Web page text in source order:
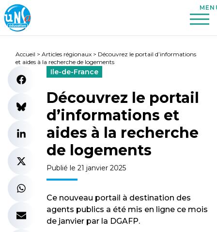
Accueil > Articles régionaux > Découvrez le portail d’informations
et aides à la recherche de logements
Ile-de-France
Découvrez le portail
d’informations et
aides à la recherche
de logements
Publié le 21 janvier 2025
Ce nouveau portail à destination des
agents publics a été mis en ligne ce mois
de janvier par la DGAFP.